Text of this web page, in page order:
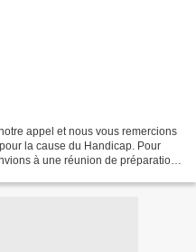
appel et nous vous remercions
la cause du Handicap. Pour
à une réunion de préparation